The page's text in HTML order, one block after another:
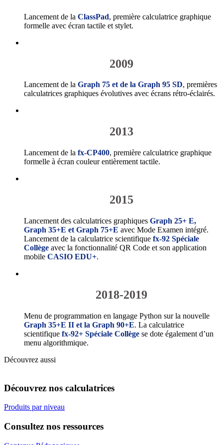
Lancement de la ClassPad, première calculatrice graphique
formelle avec écran tactile et stylet.
2009
Lancement de la Graph 75 et de la Graph 95 SD, premières
calculatrices graphiques évolutives avec écrans rétro-éclairés.
2013
Lancement de la fx-CP400, première calculatrice graphique
formelle à écran couleur entièrement tactile.
2015
Lancement des calculatrices graphiques Graph 25+ E,
Graph 35+E et Graph 75+E avec Mode Examen intégré.
Lancement de la calculatrice scientifique fx-92 Spéciale
Collège avec la fonctionnalité QR Code et son application
mobile CASIO EDU+.
2018-2019
Menu de programmation en langage Python sur la nouvelle
Graph 35+E II et la Graph 90+E. La calculatrice
scientifique fx-92+ Spéciale Collège se dote également d’un
menu algorithmique.
Découvrez aussi
Découvrez nos calculatrices
Produits par niveau
Consultez nos ressources